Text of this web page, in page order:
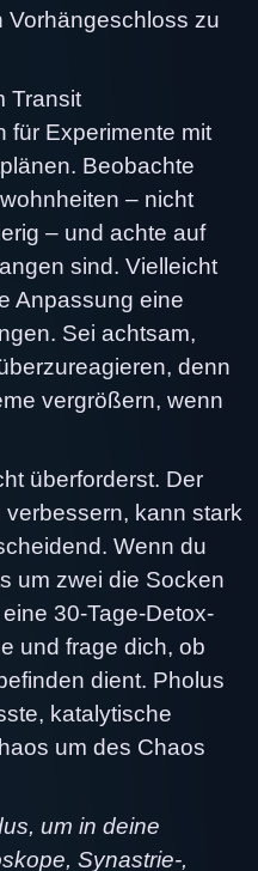
Vorhängeschloss zu
Transit
für Experimente mit
Beobachte
– nicht
– und achte auf
sind. Vielleicht
Anpassung eine
Sei achtsam,
denn
vergrößern, wenn
überforderst. Der
kann stark
Wenn du
um zwei die Socken
30-Tage-Detox-
und frage dich, ob
dient. Pholus
katalytische
um des Chaos
um in deine
Synastrie-,